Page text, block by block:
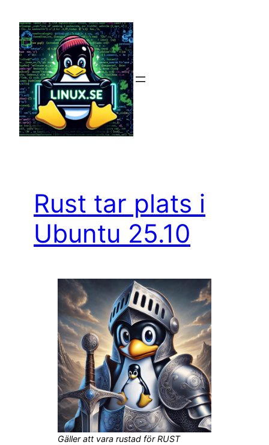
innehåll
Rust tar plats i
Ubuntu 25.10
Gäller att vara rustad för RUST